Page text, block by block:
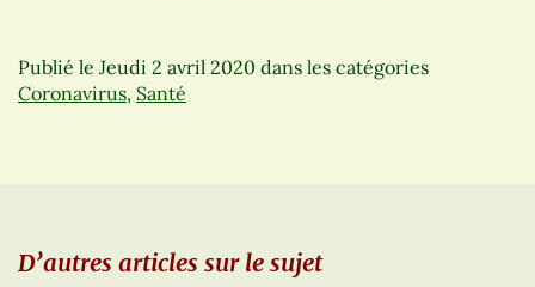
Publié le Jeudi 2 avril 2020 dans les catégories
Coronavirus, Santé
D’autres articles sur le sujet